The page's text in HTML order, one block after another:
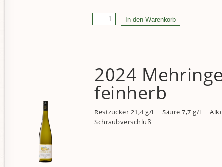
2024
feinherb
Restzucker 21,4 g/l Säure 7,7 g/l
Schraubverschluß